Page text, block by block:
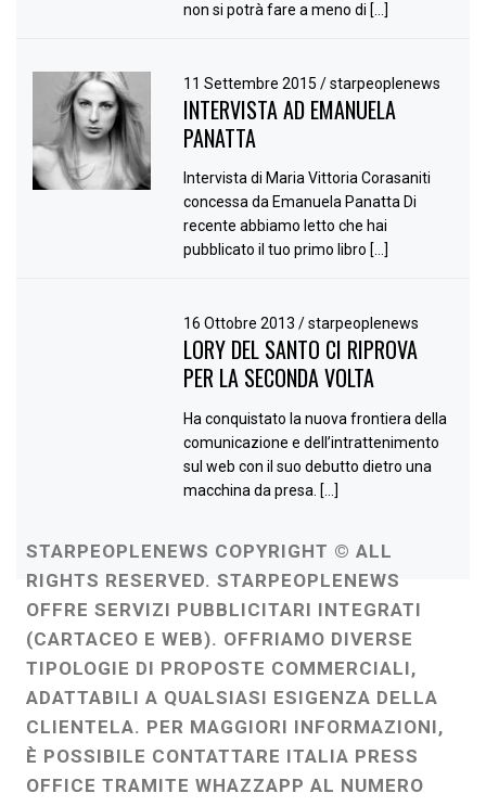
non si potrà fare a meno di […]
11 Settembre 2015/ starpeoplenews
INTERVISTA AD EMANUELA
PANATTA
Intervista di Maria Vittoria Corasaniti
concessa da Emanuela Panatta Di
recente abbiamo letto che hai
pubblicato il tuo primo libro […]
16 Ottobre 2013/ starpeoplenews
LORY DEL SANTO CI RIPROVA
PER LA SECONDA VOLTA
Ha conquistato la nuova frontiera della
comunicazione e dell’intrattenimento
sul web con il suo debutto dietro una
macchina da presa. […]
STARPEOPLENEWS COPYRIGHT © ALL
RIGHTS RESERVED. STARPEOPLENEWS
OFFRE SERVIZI PUBBLICITARI INTEGRATI
(CARTACEO E WEB). OFFRIAMO DIVERSE
TIPOLOGIE DI PROPOSTE COMMERCIALI,
ADATTABILI A QUALSIASI ESIGENZA DELLA
CLIENTELA. PER MAGGIORI INFORMAZIONI,
È POSSIBILE CONTATTARE ITALIA PRESS
OFFICE TRAMITE WHAZZAPP AL NUMERO